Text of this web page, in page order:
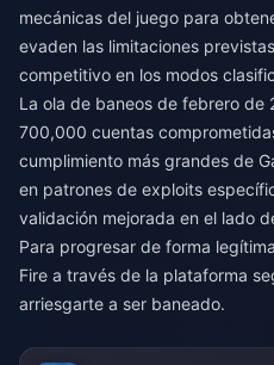
mecánicas del juego para
evaden las limitaciones
competitivo en los modos
La ola de baneos de febrero
700,000 cuentas
cumplimiento más grandes de
en patrones de exploits
validación mejorada en el lado
Para progresar de forma
Fire a través de la plataforma
arriesgarte a ser baneado.